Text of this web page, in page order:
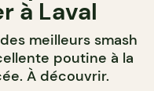
à Laval
meilleurs smash
poutine à la
À découvrir.